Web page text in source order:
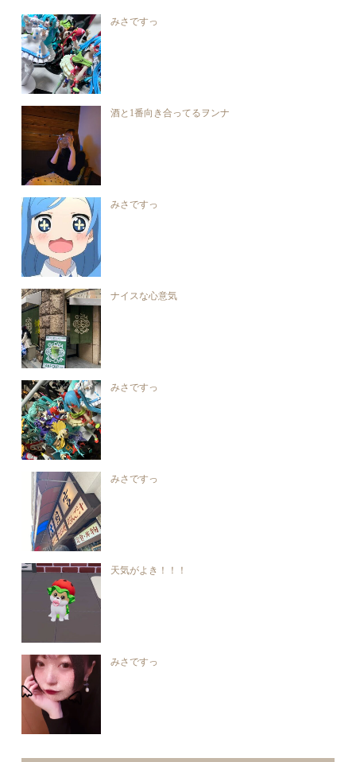
みさですっ
酒と1番向き合ってるヲンナ
みさですっ
ナイスな心意気
みさですっ
みさですっ
天気がよき！！！
みさですっ